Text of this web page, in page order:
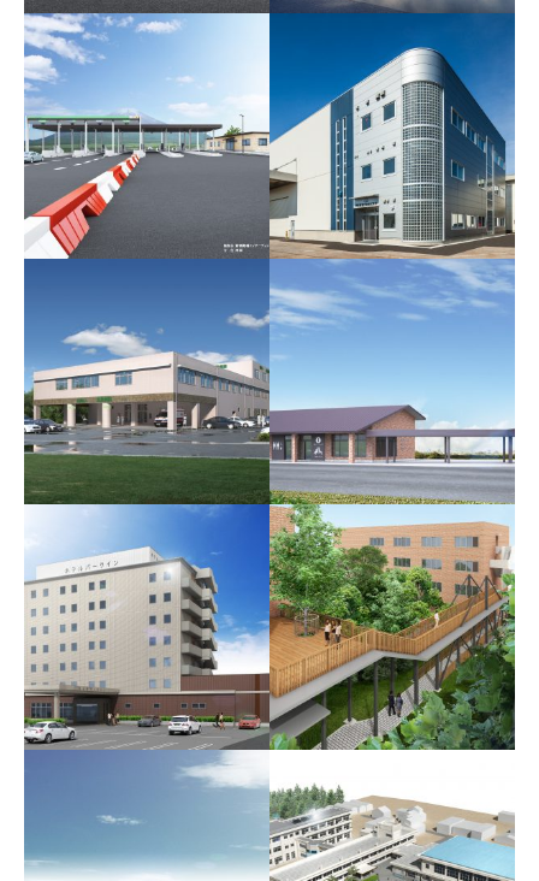
富山方面団月岡分団外器
具置場改築工事設計業務
委託
氷見市-小中一貫校
中日本高速道路-新東名高
速
工事
医療法人財団北聖会 北
聖病院新築工事設計監理
業務
豊橋地区休憩施設トイレ
他設計業務
ホテルプライム砺波イン